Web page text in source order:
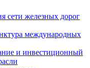
сети железных дорог
международных
и инвестиционный